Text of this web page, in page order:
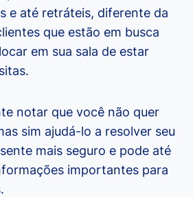
e até retráteis, diferente da
que estão em busca
em sua sala de estar
notar que você não quer
sim ajudá-lo a resolver seu
mais seguro e pode até
importantes para